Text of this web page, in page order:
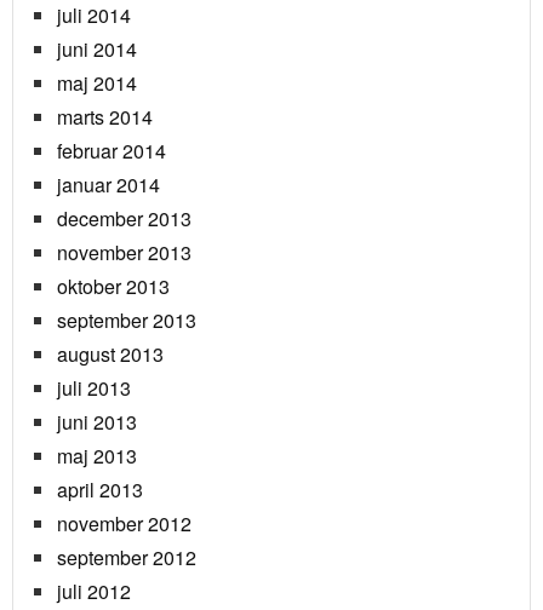
juli 2014
juni 2014
maj 2014
marts 2014
februar 2014
januar 2014
december 2013
november 2013
oktober 2013
september 2013
august 2013
juli 2013
juni 2013
maj 2013
april 2013
november 2012
september 2012
juli 2012